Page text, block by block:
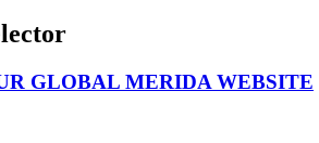
GLOBAL MERIDA WEBSITE